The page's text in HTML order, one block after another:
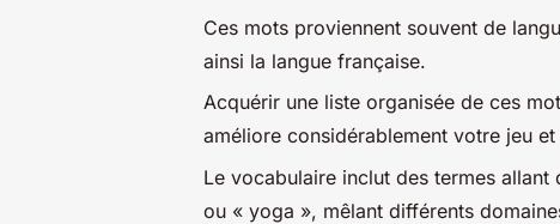
Ces mots proviennent souvent de
ainsi la langue française.
Acquérir une liste organisée de ces
améliore considérablement votre jeu
Le vocabulaire inclut des termes
ou « yoga », mêlant différents